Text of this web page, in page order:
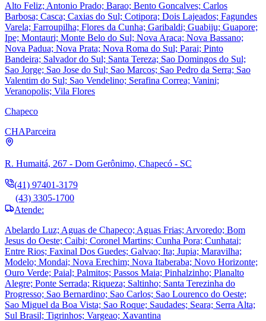
Alto Feliz; Antonio Prado; Barao; Bento Goncalves; Carlos
Barbosa; Casca; Caxias do Sul; Cotipora; Dois Lajeados; Fagundes
Varela; Farroupilha; Flores da Cunha; Garibaldi; Guabiju; Guapore;
Ipe; Montauri; Monte Belo do Sul; Nova Araca; Nova Bassano;
Nova Padua; Nova Prata; Nova Roma do Sul; Parai; Pinto
Bandeira; Salvador do Sul; Santa Tereza; Sao Domingos do Sul;
Sao Jorge; Sao Jose do Sul; Sao Marcos; Sao Pedro da Serra; Sao
Valentim do Sul; Sao Vendelino; Serafina Correa; Vanini;
Veranopolis; Vila Flores
Chapeco
CHAParceira
R. Humaitá, 267 - Dom Gerônimo, Chapecó - SC
(41) 97401-3179
(43) 3305-1700
Atende:
Abelardo Luz; Aguas de Chapeco; Aguas Frias; Arvoredo; Bom
Jesus do Oeste; Caibi; Coronel Martins; Cunha Pora; Cunhatai;
Entre Rios; Faxinal Dos Guedes; Galvao; Ita; Jupia; Maravilha;
Modelo; Mondai; Nova Erechim; Nova Itaberaba; Novo Horizonte;
Ouro Verde; Paial; Palmitos; Passos Maia; Pinhalzinho; Planalto
Alegre; Ponte Serrada; Riqueza; Saltinho; Santa Terezinha do
Progresso; Sao Bernardino; Sao Carlos; Sao Lourenco do Oeste;
Sao Miguel da Boa Vista; Sao Roque; Saudades; Seara; Serra Alta;
Sul Brasil; Tigrinhos; Vargeao; Xavantina